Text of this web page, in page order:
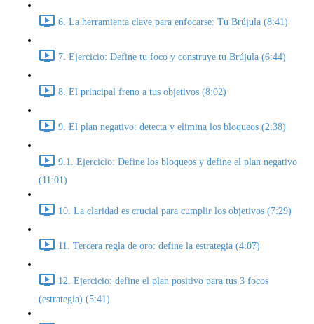
6. La herramienta clave para enfocarse: Tu Brújula (8:41)
7. Ejercicio: Define tu foco y construye tu Brújula (6:44)
8. El principal freno a tus objetivos (8:02)
9. El plan negativo: detecta y elimina los bloqueos (2:38)
9.1. Ejercicio: Define los bloqueos y define el plan negativo
(11:01)
10. La claridad es crucial para cumplir los objetivos (7:29)
11. Tercera regla de oro: define la estrategia (4:07)
12. Ejercicio: define el plan positivo para tus 3 focos
(estrategia) (5:41)